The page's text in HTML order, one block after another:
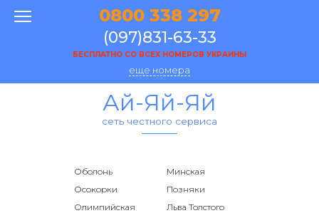
0800 338 297
(097)831-63-33
БЕСПЛАТНО СО ВСЕХ НОМЕРОВ УКРАИНЫ
еще номера
Ай-Яй-Яй
сеть честного сервиса
Оболонь
Минская
Осокорки
Позняки
Олимпийская
Льва Толстого